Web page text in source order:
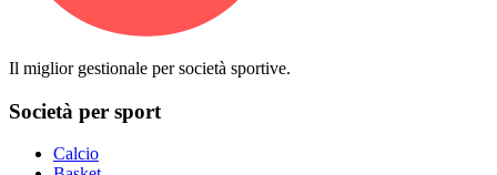
Il miglior gestionale per società sportive.
Società per sport
Calcio